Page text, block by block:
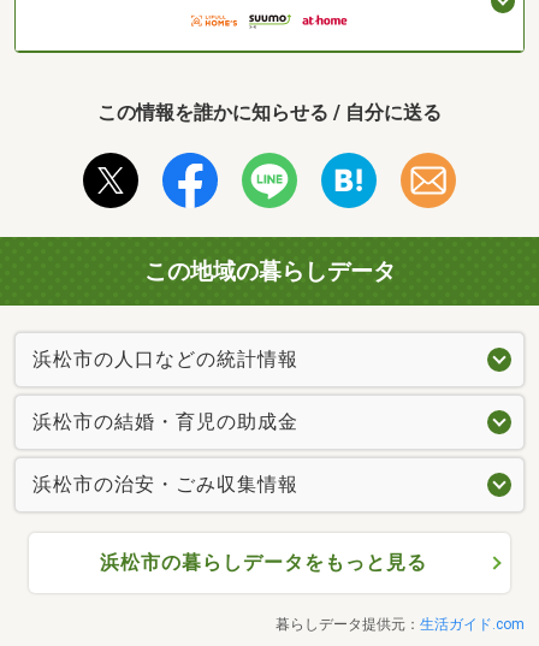
この情報を誰かに知らせる / 自分に送る
この地域の暮らしデータ
浜松市の人口などの統計情報
浜松市の結婚・育児の助成金
浜松市の治安・ごみ収集情報
浜松市の暮らしデータをもっと見る
暮らしデータ提供元： 生活ガイド.com